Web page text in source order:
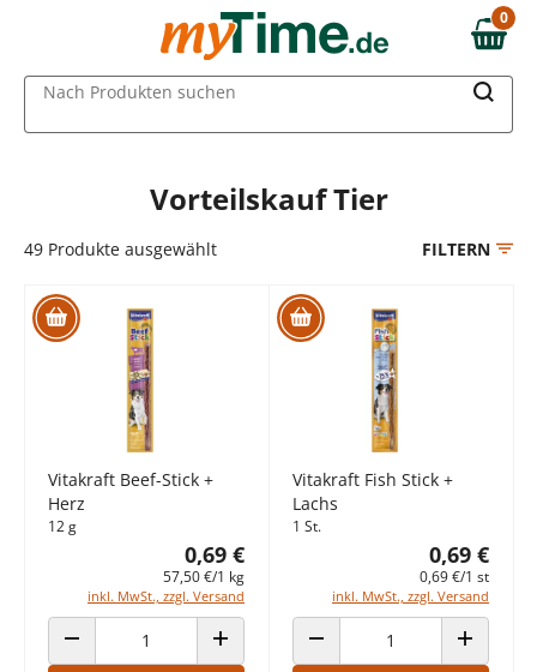
Zum Hauptinhalt springen
Zur Navigation springen
Zur Suche springen
0,00 €
0
Nach Produkten suchen
Vorteilskauf Tier
49 Produkte ausgewählt FILTERN
Vitakraft Beef-Stick +
Herz
12 g
0,69 €
57,50 €/1 kg
inkl. MwSt., zzgl. Versand
ANZAHL VERRINGERN ANZAHL ERHÖHEN
Vitakraft Fish Stick +
Lachs
1 St.
0,69 €
0,69 €/1 st
inkl. MwSt., zzgl. Versand
ANZAHL VERRINGERN ANZAHL